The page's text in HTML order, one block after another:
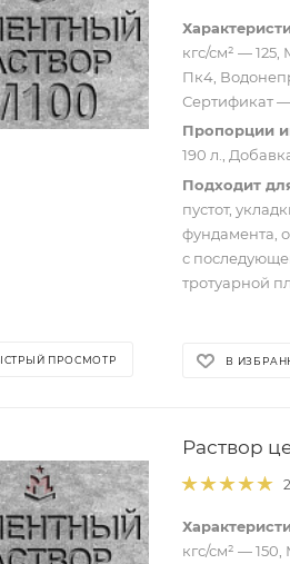
ПРОСМОТР
кгс/см² —
Пк4,
Сертификат —
Пропорции
190 л.,
Подходит
пустот,
фундамента,
с
тротуарной
В
Раствор
2
кгс/см² —